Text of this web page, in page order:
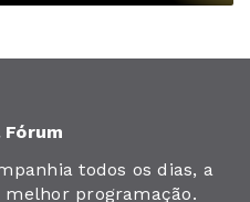
todos os dias, a
programação.